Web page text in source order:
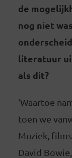
de
nog niet
literatuur
als dit?
‘Waartoe
toen we
Muziek,
David